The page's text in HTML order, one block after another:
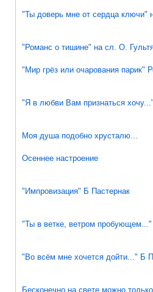
"Ты доверь мне от сердца ключи"
"Романс о тишине" на сл. О.
"Мир грёз или очарования парик"
"Я в любви Вам признаться
Моя душа подобно хрусталю...
Осеннее настроение
"Импровизация" Б Пастернак
"Ты в ветке, ветром пробующем..."
"Во всём мне хочется дойти..." Б
Бесконечно на свете можно